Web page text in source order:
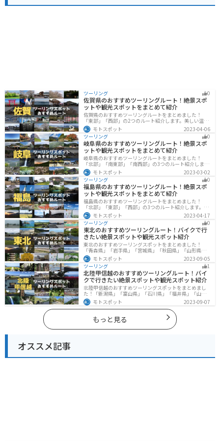
ても便利な場所です。
ツーリング 0
佐賀県のおすすめツーリングルート！絶景スポ
ットや観光スポットをまとめて紹介
佐賀県のおすすめツーリングルートをまとめました！
「東部」「西部」の2つのルート紹介します。美しい温泉
地や古墳群、歴史ある城や神社仏閣など、バイクツーリ
ングに適したスポットが多数存在し、様々な楽しみ方が
できます。バイクで佐賀県にツーリングに行く際は参考
にしてください。
モトスポット
2023-04-06
ツーリング
0
岐阜県のおすすめツーリングルート！絶景スポ
ットや観光スポットをまとめて紹介
岐阜県のおすすめツーリングルートをまとめました！
「北部」「南東部」「南西部」の3つのルート紹介しま
す。自然豊かな山が充実しており、山を生かした施設や
グルメ、絶景スポットなど、自然を満喫するツーリング
ができます。バイクで岐阜県にツーリングに行く際は参
考にしてください。
モトスポット
2023-03-02
ツーリング
0
福島県のおすすめツーリングルート！絶景スポ
ットや観光スポットをまとめて紹介
福島県のおすすめツーリングルートをまとめました！
「北部」「東部」「西部」の3つのルート紹介します。内
陸部には山々が連なり、海岸線は太平洋に面してるので
観光スポットが多数あります。バイクで福島県にツーリ
ングに行く際は参考にしてください。
モトスポット
2023-04-17
ツーリング
0
東北のおすすめツーリングルート！バイクで行
きたい絶景スポットや観光スポット紹介
東北のおすすめツーリングスポットをまとめました！
「青森県」「岩手県」「宮城県」「秋田県」「山形県」
「福島県」の各県の観光地紹介します。自然豊かな山々
や湖、温泉地が点在し、四季折々の景色を楽しめるスポ
ットが多数あります。バイクで東北にツーリングに行く
際は参考にしてください。
モトスポット
2023-09-05
ツーリング
1
北陸甲信越のおすすめツーリングルート！バイ
クで行きたい絶景スポットや観光スポット紹介
北陸甲信越のおすすめツーリングスポットをまとめまし
た！「新潟県」「富山県」「石川県」「福井県」「山梨
県」「長野県」の各県の観光地紹介します。自然豊かな
山々や湖、温泉地が点在し、四季折々の景色を楽しめる
スポットが多数あります。バイクで北陸甲信越にツーリ
ングに行く際は参考にしてください。
モトスポット 2023-09-07
もっと見る
オススメ記事